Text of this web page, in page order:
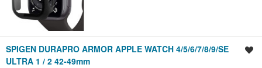
SPIGEN DURAPRO ARMOR APPLE WATCH 4/5/6/7/8/9/SE
ULTRA 1 / 2 42-49mm